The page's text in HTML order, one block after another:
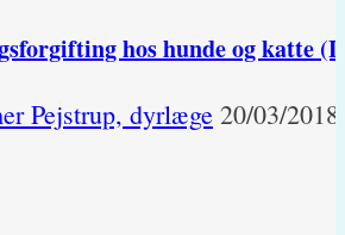
hos hunde og katte
Pejstrup, dyrlæge 20/03/2018